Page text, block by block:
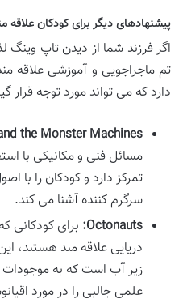
پیشنهادهای دیگر برای کودکان علاقه
اگر فرزند شما از دیدن تاپ وینگ
تم ماجراجویی و آموزشی علاقه
دارد که می تواند مورد توجه قرار
the Monster Machines:
مسائل فنی و مکانیکی با
تمرکز دارد و کودکان را
سرگرم کننده آشنا می کند.
Octonauts: برای کودکانی
دریایی علاقه مند هستند،
زیر آب است که به
علمی جالبی را در مورد